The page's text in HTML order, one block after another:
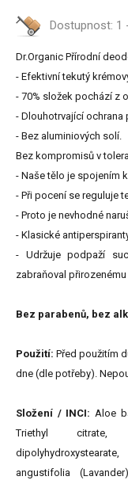
Dostupnost: 1
Dr.Organic Přírodní
- Efektivní tekutý
- 70% složek pochází z
- Dlouhotrvající ochrana
- Bez aluminiových solí.
Bez kompromisů v
- Naše tělo je spojením
- Při pocení se reguluje
- Proto je nevhodné
- Klasické
- Udržuje podpaží
zabraňoval
Bez parabenů, bez
Použití: Před použitím
dne (dle potřeby).
Složení / INCI: Aloe
Triethyl citrate,
angustifolia